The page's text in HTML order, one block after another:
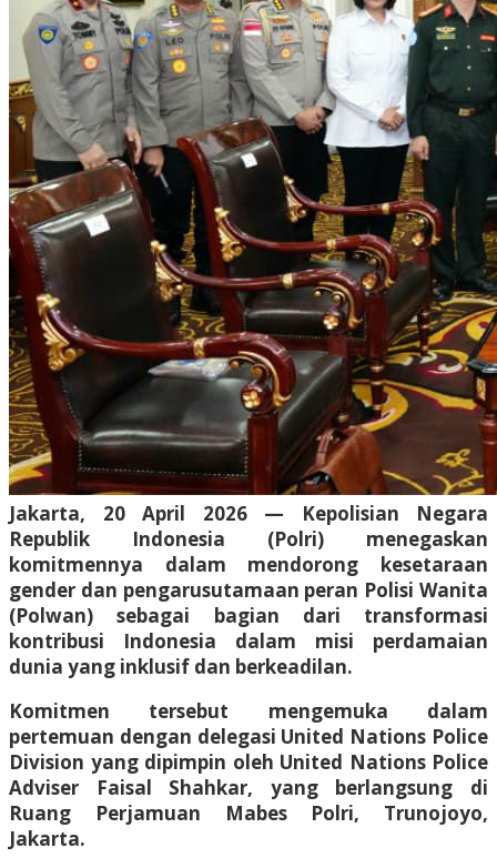
Jakarta, 20 April 2026 — Kepolisian Negara
Republik Indonesia (Polri) menegaskan
komitmennya dalam mendorong kesetaraan
gender dan pengarusutamaan peran Polisi Wanita
(Polwan) sebagai bagian dari transformasi
kontribusi Indonesia dalam misi perdamaian
dunia yang inklusif dan berkeadilan.
Komitmen tersebut mengemuka dalam
pertemuan dengan delegasi United Nations Police
Division yang dipimpin oleh United Nations Police
Adviser Faisal Shahkar, yang berlangsung di
Ruang Perjamuan Mabes Polri, Trunojoyo,
Jakarta.